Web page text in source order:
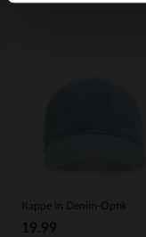
Kappe in Denim-Optik
19.99